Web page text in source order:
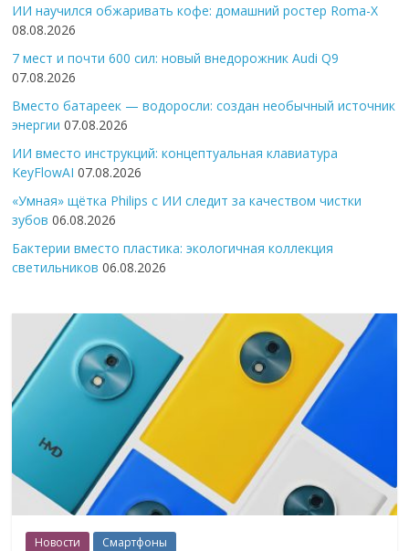
ИИ научился обжаривать кофе: домашний ростер Roma-X
08.08.2026
7 мест и почти 600 сил: новый внедорожник Audi Q9
07.08.2026
Вместо батареек — водоросли: создан необычный источник
энергии 07.08.2026
ИИ вместо инструкций: концептуальная клавиатура
KeyFlowAI 07.08.2026
«Умная» щётка Philips с ИИ следит за качеством чистки
зубов 06.08.2026
Бактерии вместо пластика: экологичная коллекция
светильников 06.08.2026
Новости Смартфоны